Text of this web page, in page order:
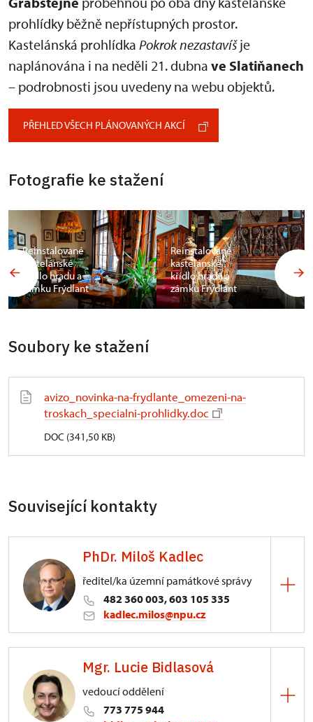
prohlídky běžně nepřístupných prostor.
Kastelánská prohlídka Pokrok nezastavíšje
naplánována i na neděli 21. dubna ve Slatiňanech
– podrobnosti jsou uvedeny na webu objektů.
PŘEHLED VŠECH PLÁNOVANÝCH AKCÍ
Fotografie ke stažení
Reinstalované
kastelánské
křídlo hradu a
zámku Frýdlant
Reinstalované
kastelánské
křídlo hradu a
zámku Frýdlant
Soubory ke stažení
avizo_novinka-na-frydlante_omezeni-na-
troskach_specialni-prohlidky.doc
DOC (341,50 KB)
Související kontakty
PhDr. Miloš Kadlec
ředitel/ka územní památkové správy
482 360 003, 603 105 335
kadlec.milos@npu.cz
3/, Sychrov 3
Mgr. Lucie Bidlasová
vedoucí oddělení
773 775 944